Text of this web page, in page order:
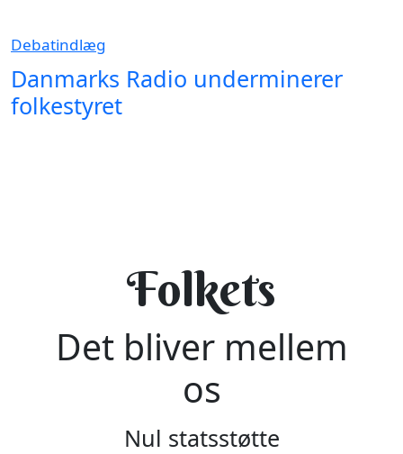
Debatindlæg
Danmarks Radio underminerer
folkestyret
Folkets
Det bliver mellem
os
Nul statsstøtte